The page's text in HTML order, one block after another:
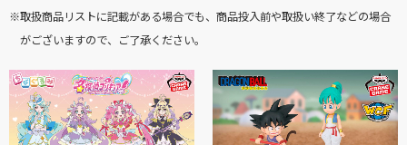
※取扱商品リストに記載がある場合でも、商品投入前や取扱い終了などの場合
がございますので、ご了承ください。